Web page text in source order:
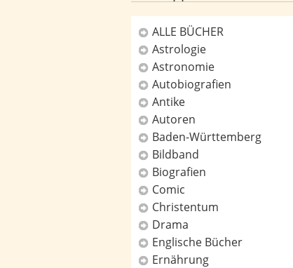
Kategorien
ALLE BÜCHER
Astrologie
Astronomie
Autobiografien
Antike
Autoren
Baden-Württemberg
Bildband
Biografien
Comic
Christentum
Drama
Englische Bücher
Ernährung